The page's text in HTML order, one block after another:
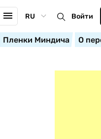
RU Войти
Пленки Миндича О